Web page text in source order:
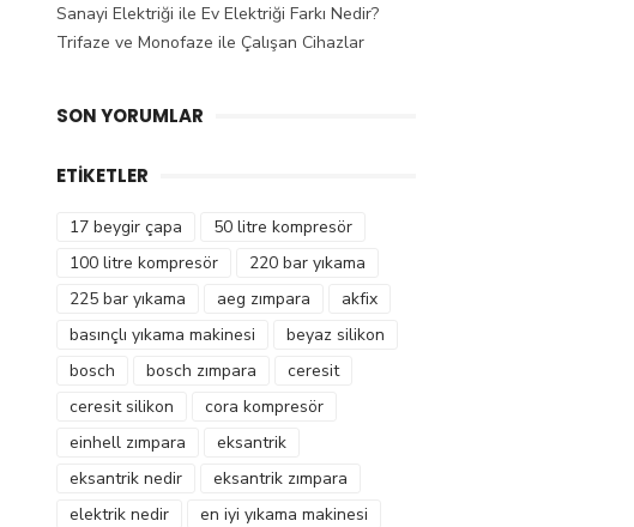
Sanayi Elektriği ile Ev Elektriği Farkı Nedir?
Trifaze ve Monofaze ile Çalışan Cihazlar
SON YORUMLAR
ETIKETLER
17 beygir çapa
50 litre kompresör
100 litre kompresör
220 bar yıkama
225 bar yıkama
aeg zımpara
akfix
basınçlı yıkama makinesi
beyaz silikon
bosch
bosch zımpara
ceresit
ceresit silikon
cora kompresör
einhell zımpara
eksantrik
eksantrik nedir
eksantrik zımpara
elektrik nedir
en iyi yıkama makinesi